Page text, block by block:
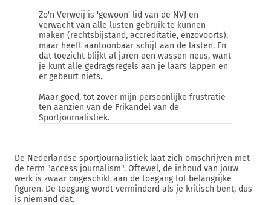
Zo'n Verweij is 'gewoon' lid van de NVJ en
verwacht van alle lusten gebruik te kunnen
maken (rechtsbijstand, accreditatie, enzovoorts),
maar heeft aantoonbaar schijt aan de lasten. En
dat toezicht blijkt al jaren een wassen neus, want
je kunt alle gedragsregels aan je laars lappen en
er gebeurt niets.
Maar goed, tot zover mijn persoonlijke frustratie
ten aanzien van de Frikandel van de
Sportjournalistiek.
De Nederlandse sportjournalistiek laat zich omschrijven met
de term "access journalism". Oftewel, de inhoud van jouw
werk is zwaar ongeschikt aan de toegang tot belangrijke
figuren. De toegang wordt verminderd als je kritisch bent, dus
is niemand dat.